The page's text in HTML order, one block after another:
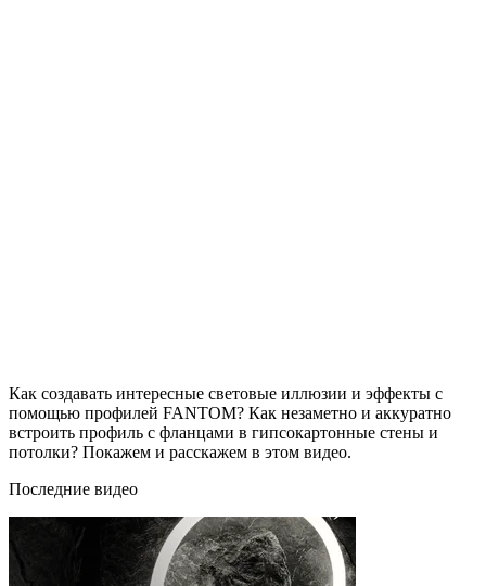
Как создавать интересные световые иллюзии и эффекты с
помощью профилей FANTOM? Как незаметно и аккуратно
встроить профиль с фланцами в гипсокартонные стены и
потолки? Покажем и расскажем в этом видео.
Последние видео